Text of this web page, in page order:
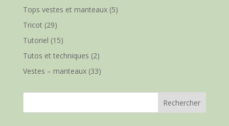
Tops vestes et manteaux(5)
Tricot(29)
Tutoriel (15)
Tutos et techniques (2)
Vestes – manteaux(33)